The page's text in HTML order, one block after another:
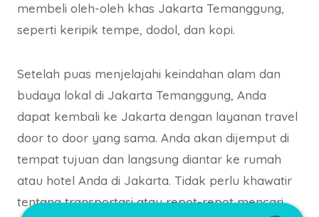
membeli oleh-oleh khas Jakarta Temanggung,
seperti keripik tempe, dodol, dan kopi.
Setelah puas menjelajahi keindahan alam dan
budaya lokal di Jakarta Temanggung, Anda
dapat kembali ke Jakarta dengan layanan travel
door to door yang sama. Anda akan dijemput di
tempat tujuan dan langsung diantar ke rumah
atau hotel Anda di Jakarta. Tidak perlu khawatir
tentang transportasi atau repot-repot mencari